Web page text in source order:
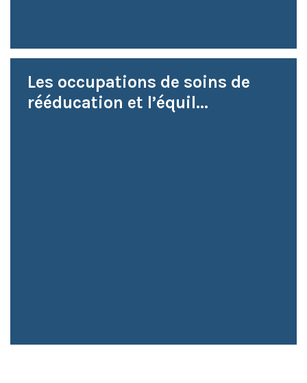
Les occupations de soins de
rééducation et l’équil...